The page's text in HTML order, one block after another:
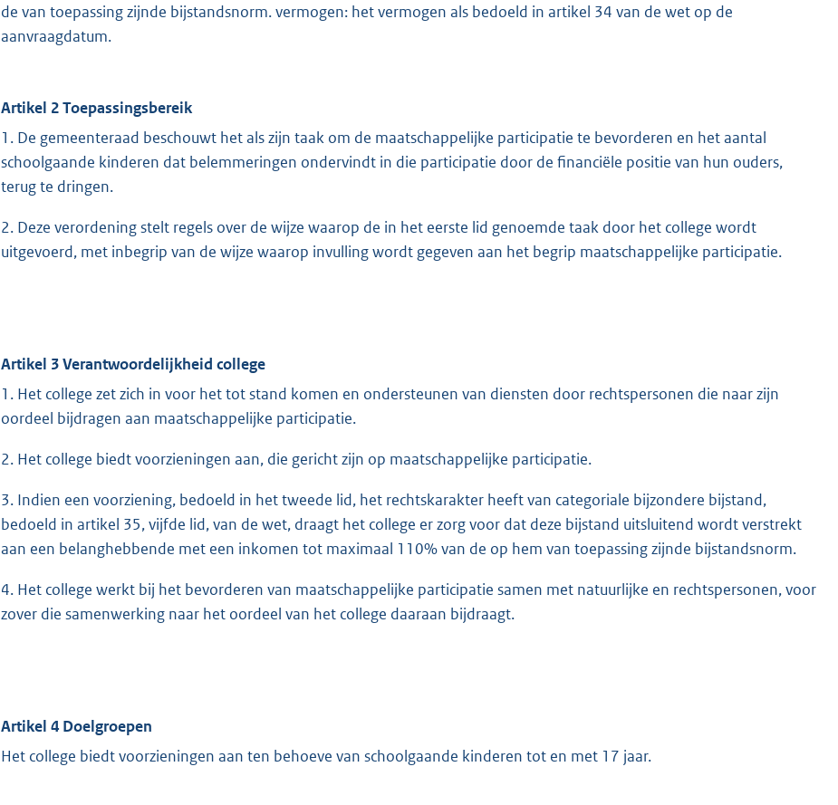
de van toepassing zijnde bijstandsnorm. vermogen: het vermogen als bedoeld in artikel 34 van de wet op de
aanvraagdatum.
Artikel 2 Toepassingsbereik
1. De gemeenteraad beschouwt het als zijn taak om de maatschappelijke participatie te bevorderen en het aantal
schoolgaande kinderen dat belemmeringen ondervindt in die participatie door de financiële positie van hun ouders,
terug te dringen.
2. Deze verordening stelt regels over de wijze waarop de in het eerste lid genoemde taak door het college wordt
uitgevoerd, met inbegrip van de wijze waarop invulling wordt gegeven aan het begrip maatschappelijke participatie.
Artikel 3 Verantwoordelijkheid college
1. Het college zet zich in voor het tot stand komen en ondersteunen van diensten door rechtspersonen die naar zijn
oordeel bijdragen aan maatschappelijke participatie.
2. Het college biedt voorzieningen aan, die gericht zijn op maatschappelijke participatie.
3. Indien een voorziening, bedoeld in het tweede lid, het rechtskarakter heeft van categoriale bijzondere bijstand,
bedoeld in artikel 35, vijfde lid, van de wet, draagt het college er zorg voor dat deze bijstand uitsluitend wordt verstrekt
aan een belanghebbende met een inkomen tot maximaal 110% van de op hem van toepassing zijnde bijstandsnorm.
4. Het college werkt bij het bevorderen van maatschappelijke participatie samen met natuurlijke en rechtspersonen, voor
zover die samenwerking naar het oordeel van het college daaraan bijdraagt.
Artikel 4 Doelgroepen
Het college biedt voorzieningen aan ten behoeve van schoolgaande kinderen tot en met 17 jaar.